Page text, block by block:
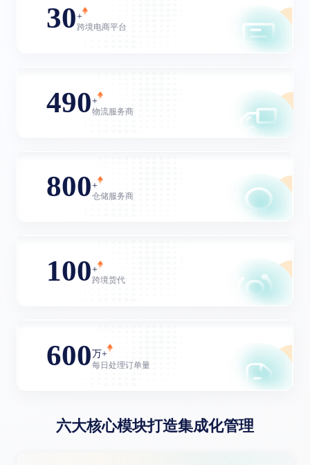
30+
跨境电商平台
490+
物流服务商
800+
仓储服务商
100+
跨境货代
600万+
每日处理订单量
六大核心模块打造集成化管理